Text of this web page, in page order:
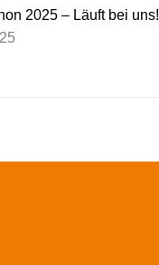
2025 – Läuft bei uns!